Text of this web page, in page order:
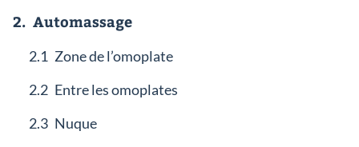
2. Automassage
2.1 Zone de l’omoplate
2.2 Entre les omoplates
2.3 Nuque